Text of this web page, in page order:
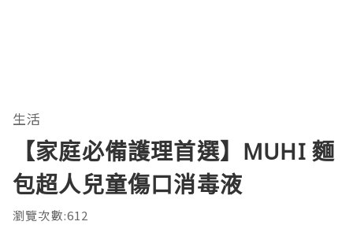
生活
【家庭必備護理首選】MUHI 麵
包超人兒童傷口消毒液
瀏覽次數:612